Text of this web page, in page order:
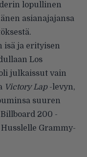
lopullinen
asianajajansa
isä ja erityisen
Los
julkaissut vain
Victory Lap-levyn,
suuren
200 -
Grammy-